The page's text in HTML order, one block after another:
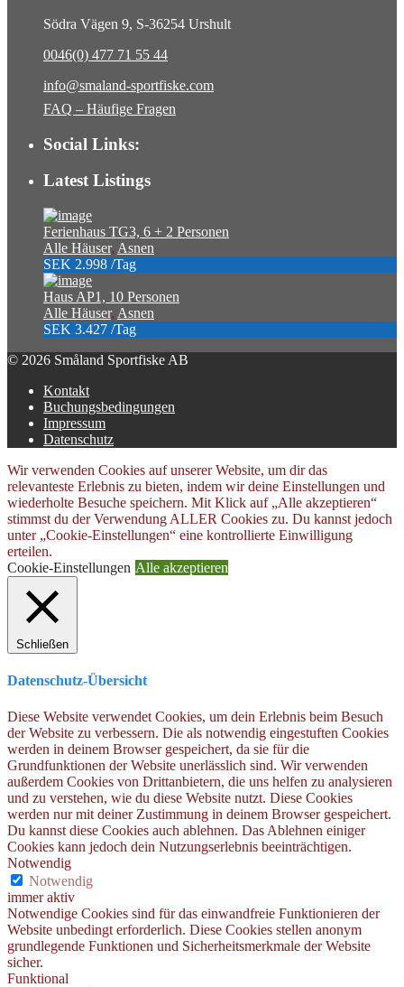
Södra Vägen 9, S-36254 Urshult
0046(0) 477 71 55 44
info@smaland-sportfiske.com
FAQ – Häufige Fragen
Social Links:
Latest Listings
Ferienhaus TG3, 6 + 2 Personen
Alle Häuser, Asnen
SEK 2.998 /Tag
Haus AP1, 10 Personen
Alle Häuser, Asnen
SEK 3.427 /Tag
© 2026 Småland Sportfiske AB
Kontakt
Buchungsbedingungen
Impressum
Datenschutz
Wir verwenden Cookies auf unserer Website, um dir das
relevanteste Erlebnis zu bieten, indem wir deine Einstellungen und
wiederholte Besuche speichern. Mit Klick auf „Alle akzeptieren“
stimmst du der Verwendung ALLER Cookies zu. Du kannst jedoch
unter „Cookie-Einstellungen“ eine kontrollierte Einwilligung
erteilen.
Cookie-Einstellungen Alle akzeptieren
Schließen
Datenschutz-Übersicht
Diese Website verwendet Cookies, um dein Erlebnis beim Besuch
der Website zu verbessern. Die als notwendig eingestuften Cookies
werden in deinem Browser gespeichert, da sie für die
Grundfunktionen der Website unerlässlich sind. Wir verwenden
außerdem Cookies von Drittanbietern, die uns helfen zu analysieren
und zu verstehen, wie du diese Website nutzt. Diese Cookies
werden nur mit deiner Zustimmung in deinem Browser gespeichert.
Du kannst diese Cookies auch ablehnen. Das Ablehnen einiger
Cookies kann jedoch dein Nutzungserlebnis beeinträchtigen.
Notwendig
Notwendig
immer aktiv
Notwendige Cookies sind für das einwandfreie Funktionieren der
Website unbedingt erforderlich. Diese Cookies stellen anonym
grundlegende Funktionen und Sicherheitsmerkmale der Website
sicher.
Funktional